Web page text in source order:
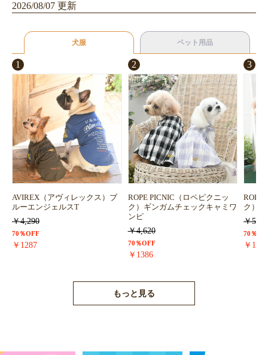
2026/08/07 更新
犬服 ペット用品
1
AVIREX（アヴィレックス）ブ
ルーエンジェルスT
￥4,290
70％OFF
￥1287
2
ROPE PICNIC（ロペピクニッ
ク）ギンガムチェックキャミワ
ンピ
￥4,620
70％OFF
￥1386
3
ROPE
ク）
￥
70％
￥
もっと見る